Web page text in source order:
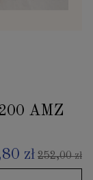
AMZ
zł 252,00 zł